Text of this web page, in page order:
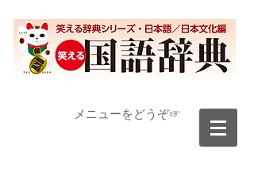
​メニューをどうぞ☞